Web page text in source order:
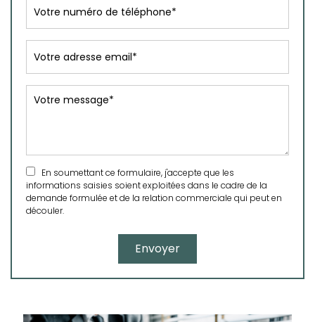
En soumettant ce formulaire, j'accepte que les
informations saisies soient exploitées dans le cadre de la
demande formulée et de la relation commerciale qui peut en
découler.